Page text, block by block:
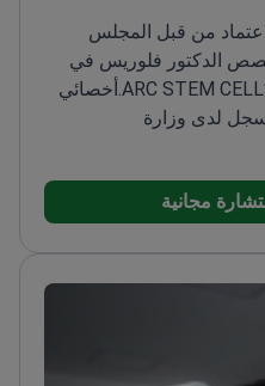
من قبل المجلس
الدكتور فلوريس في
أخصائي
لدى وزارة
في العلاجات
المخصصة
مجانية